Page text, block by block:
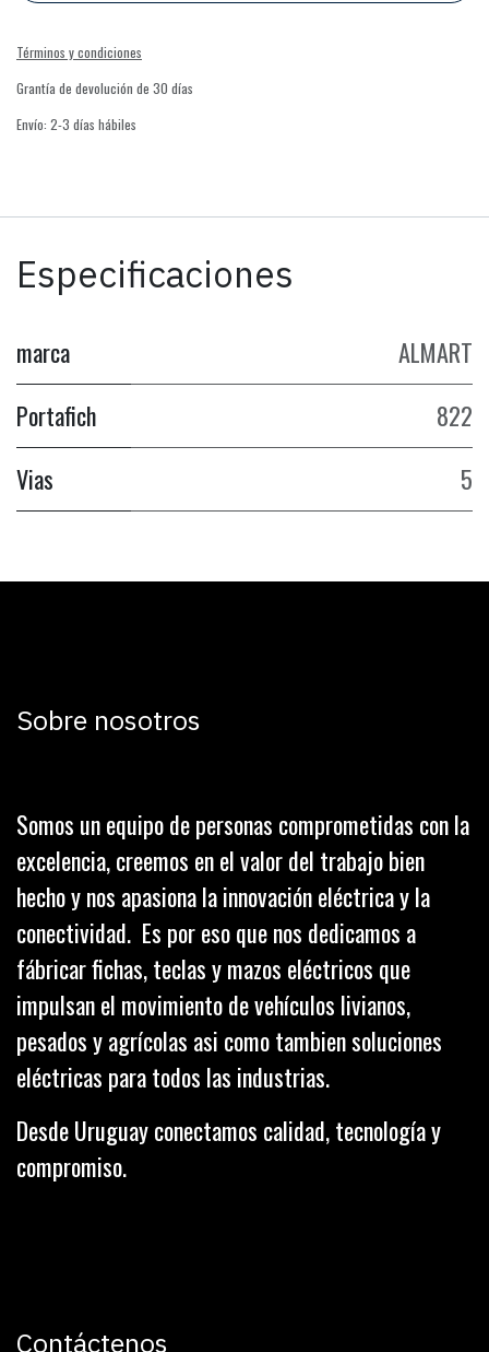
Términos y condiciones
Grantía de devolución de 30 días
Envío: 2-3 días hábiles
Especificaciones
marca
ALMART
Portafich
822
Vias
5
Sobre nosotros
Somos un equipo de personas comprometidas con la
excelencia, creemos en el valor del trabajo bien
hecho y nos apasiona la innovación eléctrica y la
conectividad. Es por eso que nos dedicamos a
fábricar fichas, teclas y mazos eléctricos que
impulsan el movimiento de vehículos livianos,
pesados y agrícolas asi como tambien soluciones
eléctricas para todos las industrias.
Desde Uruguay conectamos calidad, tecnología y
compromiso.
Contáctenos